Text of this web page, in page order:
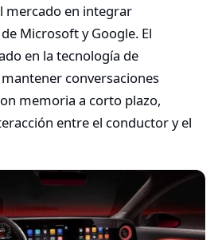
mercado en integrar
Microsoft y Google. El
en la tecnología de
conversaciones
memoria a corto plazo,
entre el conductor y el